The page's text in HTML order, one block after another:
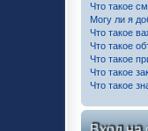
Что такое
Могу ли я
Что такое
Что такое
Что такое
Что такое
Что такое